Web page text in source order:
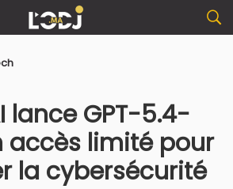
lance GPT-5.4-
accès limité pour
la cybersécurité